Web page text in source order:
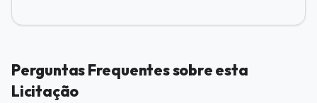
Perguntas Frequentes sobre esta
Licitação